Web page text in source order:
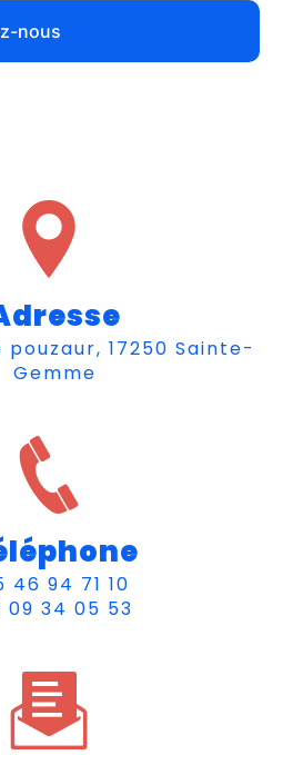
nous
Gemme
46 94 71 10
09 34 05 53